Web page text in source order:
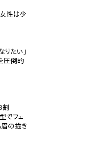
性は少
たい」
圧倒的
割
でフェ
眉の描き